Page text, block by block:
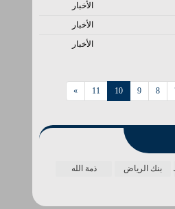
الأخبار
الأخبار
الأخبار
8
9
10
11
»
بنك الرياض
ذمة الله